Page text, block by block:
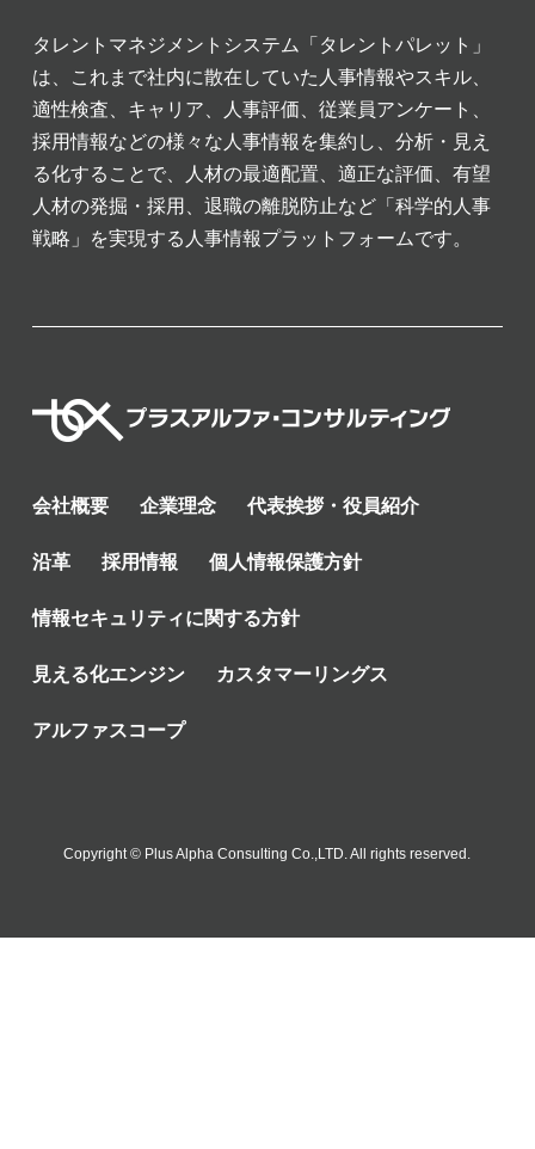
タレントマネジメントシステム「タレントパレット」
は、これまで社内に散在していた人事情報やスキル、
適性検査、キャリア、人事評価、従業員アンケート、
採用情報などの様々な人事情報を集約し、分析・見え
る化することで、人材の最適配置、適正な評価、有望
人材の発掘・採用、退職の離脱防止など「科学的人事
戦略」を実現する人事情報プラットフォームです。
会社概要 企業理念 代表挨拶・役員紹介
沿革 採用情報 個人情報保護方針
情報セキュリティに関する方針
見える化エンジン カスタマーリングス
アルファスコープ
Copyright © Plus Alpha Consulting Co.,LTD. All rights reserved.